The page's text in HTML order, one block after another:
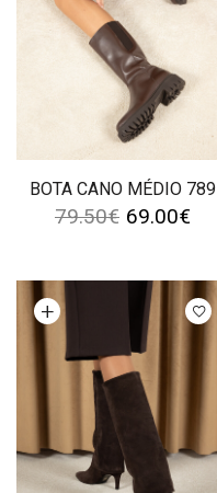
BOTA CANO MÉDIO 789
79.50€ 69.00€
opções